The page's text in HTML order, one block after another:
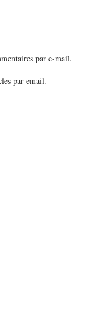
par e-mail.
par email.